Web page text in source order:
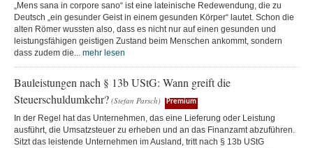
„Mens sana in corpore sano“ ist eine lateinische Redewendung, die zu
Deutsch „ein gesunder Geist in einem gesunden Körper“ lautet. Schon die
alten Römer wussten also, dass es nicht nur auf einen gesunden und
leistungsfähigen geistigen Zustand beim Menschen ankommt, sondern
dass zudem die... mehr lesen
Bauleistungen nach § 13b UStG: Wann greift die
Steuerschuldumkehr? (Stefan Parsch) Premium
In der Regel hat das Unternehmen, das eine Lieferung oder Leistung
ausführt, die Umsatzsteuer zu erheben und an das Finanzamt abzuführen.
Sitzt das leistende Unternehmen im Ausland, tritt nach § 13b UStG